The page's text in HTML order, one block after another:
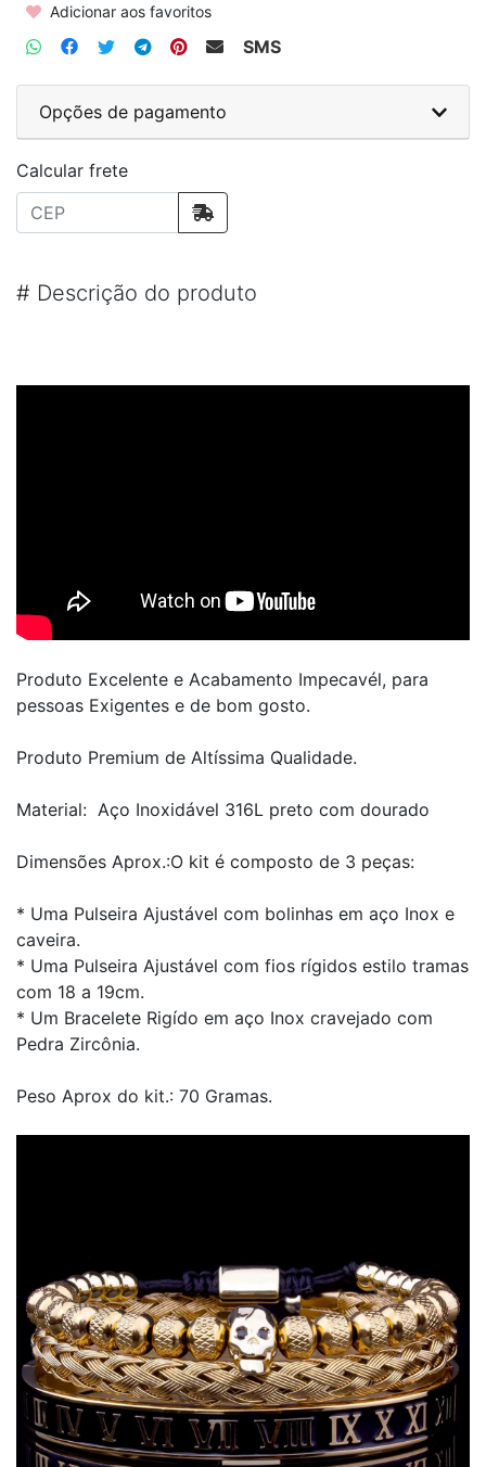
Adicionar aos favoritos
SMS
Opções de pagamento
Calcular frete
# Descrição do produto
Produto Excelente e Acabamento Impecavél, para
pessoas Exigentes e de bom gosto.
Produto Premium de Altíssima Qualidade.
Material: Aço Inoxidável 316L preto com dourado
Dimensões Aprox.:O kit é composto de 3 peças:
* Uma Pulseira Ajustável com bolinhas em aço Inox e
caveira.
* Uma Pulseira Ajustável com fios rígidos estilo tramas
com 18 a 19cm.
* Um Bracelete Rigído em aço Inox cravejado com
Pedra Zircônia.
Peso Aprox do kit.: 70 Gramas.